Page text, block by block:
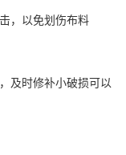
，以免划伤布料
及时修补小破损可以